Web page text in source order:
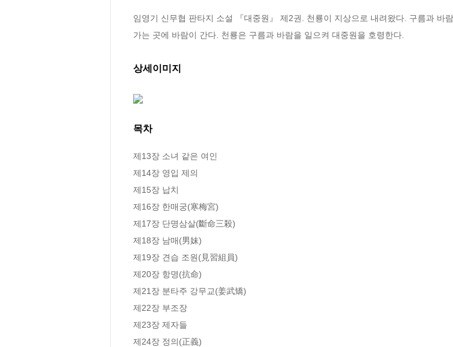
임영기 신무협 판타지 소설 『대중원』 제2권. 천룡이 지상으로 내려왔다. 구름과 바
가는 곳에 바람이 간다. 천룡은 구름과 바람을 일으켜 대중원을 호령한다.
상세이미지
목차
제13장 소녀 같은 여인
제14장 영입 제의
제15장 납치
제16장 한매궁(寒梅宮)
제17장 단명삼살(斷命三殺)
제18장 남매(男妹)
제19장 견습 조원(見習組員)
제20장 항명(抗命)
제21장 분타주 강무교(姜武矯)
제22장 부조장
제23장 제자들
제24장 정의(正義)